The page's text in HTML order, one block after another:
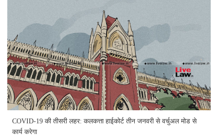
COVID-19 की तीसरी लहर: कलकत्ता हाईकोर्ट तीन जनवरी से वर्चुअल मोड से
कार्य करेगा